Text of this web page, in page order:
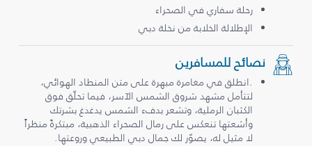
رحلة سفاري في الصحراء
الإطلالة الخلابة من نخلة دبي
نصائح للمسافرين
.انطلق في مغامرة مبهرة على متن المنطاد الهوائي،
لتتأمل مشهد شروق الشمس الآسر، فيما تحلّق فوق
الكثبان الرملية، وتشعر بدفء الشمس يدغدغ بشرتك
وأشعتها تنعكس على رمال الصحراء الذهبية، مبتكرةً منظراً
لا مثيل له، يصوّر لك جمال دبي الطبيعي وروعتها.